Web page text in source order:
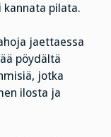
kannata pilata.
jaettaessa
pöydältä
jotka
ilosta ja